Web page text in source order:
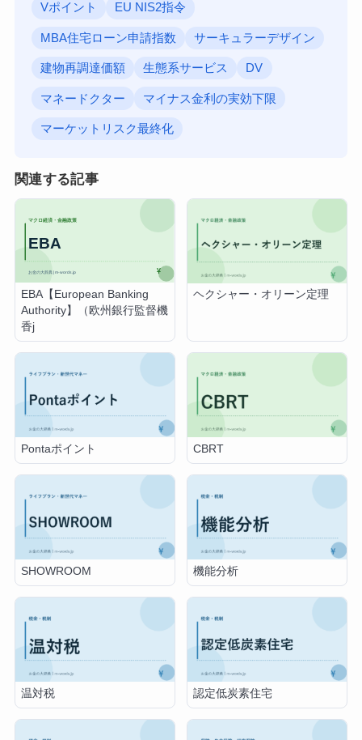
Vポイント EU NIS2指令
MBA住宅ローン申請指数 サーキュラーデザイン
建物再調達価額 生態系サービス DV
マネードクター マイナス金利の実効下限
マーケットリスク最終化
関連する記事
EBA【European Banking
Authority】（欧州銀行監督機
香j
ヘクシャー・オリーン定理
Pontaポイント CBRT
SHOWROOM 機能分析
温対税 認定低炭素住宅